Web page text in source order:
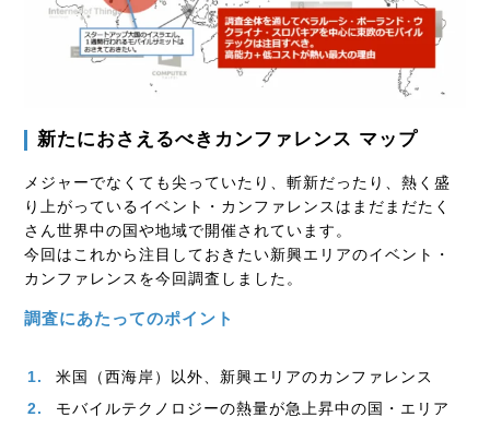
新たにおさえるべきカンファレンス マップ
メジャーでなくても尖っていたり、斬新だったり、熱く盛
り上がっているイベント・カンファレンスはまだまだたく
さん世界中の国や地域で開催されています。
今回はこれから注目しておきたい新興エリアのイベント・
カンファレンスを今回調査しました。
調査にあたってのポイント
米国（西海岸）以外、新興エリアのカンファレンス
モバイルテクノロジーの熱量が急上昇中の国・エリア